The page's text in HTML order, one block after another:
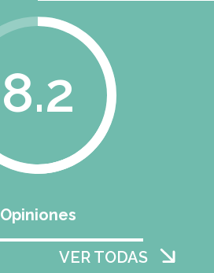
8.2
Opiniones
VER TODAS